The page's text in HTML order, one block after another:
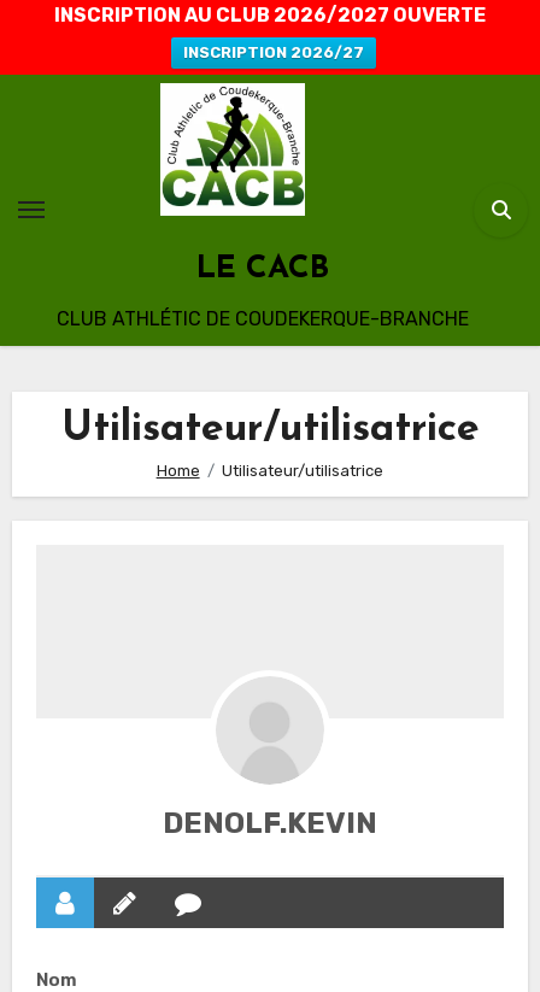
INSCRIPTION AU CLUB 2026/2027 OUVERTE
INSCRIPTION 2026/27
LE CACB
CLUB ATHLÉTIC DE COUDEKERQUE-BRANCHE
Utilisateur/utilisatrice
Home Utilisateur/utilisatrice
DENOLF.KEVIN
Nom